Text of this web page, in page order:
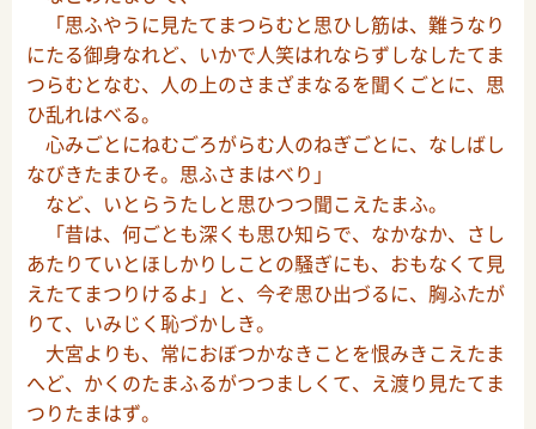
「思ふやうに見たてまつらむと思ひし筋は、難うなり
にたる御身なれど、いかで人笑はれならずしなしたてま
つらむとなむ、人の上のさまざまなるを聞くごとに、思
ひ乱れはべる。
心みごとにねむごろがらむ人のねぎごとに、なしばし
なびきたまひそ。思ふさまはべり」
など、いとらうたしと思ひつつ聞こえたまふ。
「昔は、何ごとも深くも思ひ知らで、なかなか、さし
あたりていとほしかりしことの騒ぎにも、おもなくて見
えたてまつりけるよ」と、今ぞ思ひ出づるに、胸ふたが
りて、いみじく恥づかしき。
大宮よりも、常におぼつかなきことを恨みきこえたま
へど、かくのたまふるがつつましくて、え渡り見たてま
つりたまはず。